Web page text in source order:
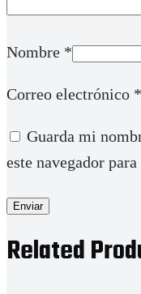
Nombre *
Correo electrónico *
Guarda mi
este navegador
Related